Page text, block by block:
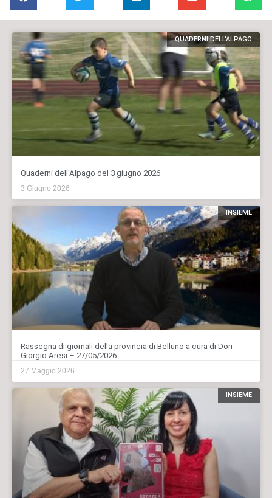
QUADERNI DELL'ALPAGO
Quaderni dell’Alpago del 3 giugno 2026
3 Giugno 2026
INSIEME
Rassegna di giornali della provincia di Belluno a cura di Don
Giorgio Aresi – 27/05/2026
27 Maggio 2026
INSIEME